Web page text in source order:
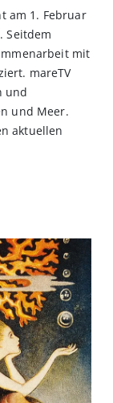
am 1. Februar
Seitdem
mit
mareTV
und
und Meer.
aktuellen